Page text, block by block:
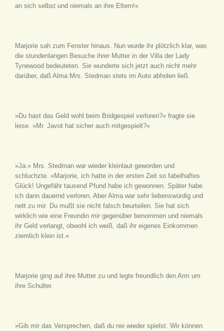
an sich selbst und niemals an ihre Eltern!«
Marjorie sah zum Fenster hinaus. Nun wurde ihr plötzlich klar, was
die stundenlangen Besuche ihrer Mutter in der Villa der Lady
Tynewood bedeuteten. Sie wunderte sich jetzt auch nicht mehr
darüber, daß Alma Mrs. Stedman stets im Auto abholen ließ.
»Du hast das Geld wohl beim Bridgespiel verloren?« fragte sie
leise. »Mr. Javot hat sicher auch mitgespielt?«
»Ja.« Mrs. Stedman war wieder kleinlaut geworden und
schluchzte. »Marjorie, ich hatte in der ersten Zeit so fabelhaftes
Glück! Ungefähr tausend Pfund habe ich gewonnen. Später habe
ich dann dauernd verloren. Aber Alma war sehr liebenswürdig und
nett zu mir. Du mußt sie nicht falsch beurteilen. Sie hat sich
wirklich wie eine Freundin mir gegenüber benommen und niemals
ihr Geld verlangt, obwohl ich weiß, daß ihr eigenes Einkommen
ziemlich klein ist.«
Marjorie ging auf ihre Mutter zu und legte freundlich den Arm um
ihre Schulter.
»Gib mir das Versprechen, daß du nie wieder spielst. Wir können